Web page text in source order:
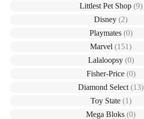
Littlest Pet Shop (9)
Disney(2)
Playmates (0)
Marvel(151)
Lalaloopsy (0)
Fisher-Price (0)
Diamond Select(13)
Toy State (1)
Mega Bloks(0)